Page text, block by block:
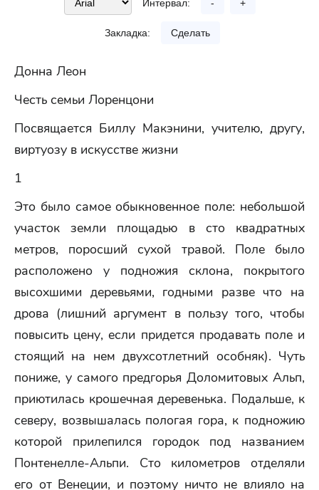
Интервал: - +
Закладка: Сделать
Донна Леон
Честь семьи Лоренцони
Посвящается Биллу Макэнини, учителю, другу,
виртуозу в искусстве жизни
1
Это было самое обыкновенное поле: небольшой
участок земли площадью в сто квадратных
метров, поросший сухой травой. Поле было
расположено у подножия склона, покрытого
высохшими деревьями, годными разве что на
дрова (лишний аргумент в пользу того, чтобы
повысить цену, если придется продавать поле и
стоящий на нем двухсотлетний особняк). Чуть
пониже, у самого предгорья Доломитовых Альп,
приютилась крошечная деревенька. Подальше, к
северу, возвышалась пологая гора, к подножию
которой прилепился городок под названием
Понтенелле-Альпи. Сто километров отделяли
его от Венеции, и поэтому ничто не влияло на